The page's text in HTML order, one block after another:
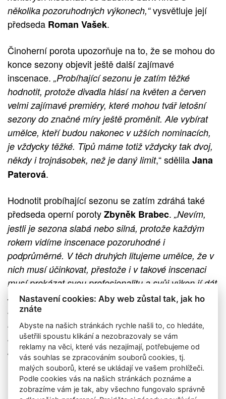
několika pozoruhodných výkonech,“vysvětluje její
předseda Roman Vašek.
Činoherní porota upozorňuje na to, že se mohou do
konce sezony objevit ještě další zajímavé
inscenace. „Probíhající sezonu je zatím těžké
hodnotit, protože divadla hlásí na květen a červen
velmi zajímavé premiéry, které mohou tvář letošní
sezony do značné míry ještě proměnit. Ale vybírat
umělce, kteří budou nakonec v užších nominacích,
je vždycky těžké. Tipů máme totiž vždycky tak dvoj,
někdy i trojnásobek, než je daný limit,“ sdělilaJana
Paterová.
Hodnotit probíhající sezonu se zatím zdráhá také
předseda operní porotyZbyněk Brabec. „Nevím,
jestli je sezona slabá nebo silná, protože každým
rokem vidíme inscenace pozoruhodné i
podprůměrné. V těch druhých litujeme umělce, že v
nich musí účinkovat, přestože i v takové inscenaci
musí prokázat svou profesionalitu a svůj výkon jí dát
zcela do služeb. Myslím, že každý člen poroty
nějaké favority má, ale o tom budeme hovořit až na
naší závěrečné schůzi. Pokud někdo považoval
některý výkon za pozoruhodný, určitě na něj své
kolegy upozornil,“dodává.
Nastavení cookies: Aby web zůstal tak, jak ho
znáte
Abyste na našich stránkách rychle našli to, co hledáte,
ušetřili spoustu klikání a nezobrazovaly se vám
reklamy na věci, které vás nezajímají, potřebujeme od
vás souhlas se zpracováním souborů cookies, tj.
malých souborů, které se ukládají ve vašem prohlížeči.
Podle cookies vás na našich stránkách poznáme a
zobrazíme vám je tak, aby všechno fungovalo správně